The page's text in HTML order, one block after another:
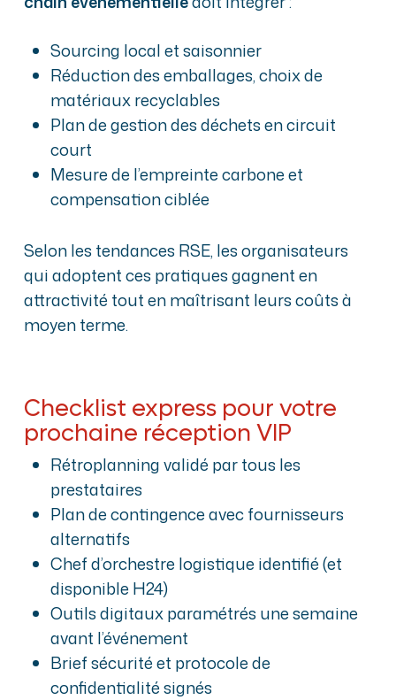
Sourcing local et saisonnier
Réduction des emballages, choix de
matériaux recyclables
Plan de gestion des déchets en circuit
court
Mesure de l’empreinte carbone et
compensation ciblée
Selon les tendances RSE, les organisateurs
qui adoptent ces pratiques gagnent en
attractivité tout en maîtrisant leurs coûts à
moyen terme.
Checklist express pour votre
prochaine réception VIP
Rétroplanning validé par tous les
prestataires
Plan de contingence avec fournisseurs
alternatifs
Chef d’orchestre logistique identifié (et
disponible H24)
Outils digitaux paramétrés une semaine
avant l’événement
Brief sécurité et protocole de
confidentialité signés